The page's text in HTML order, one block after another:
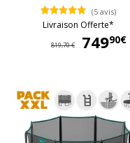
(5 avis)
Livraison Offerte*
819,70 € 74990€